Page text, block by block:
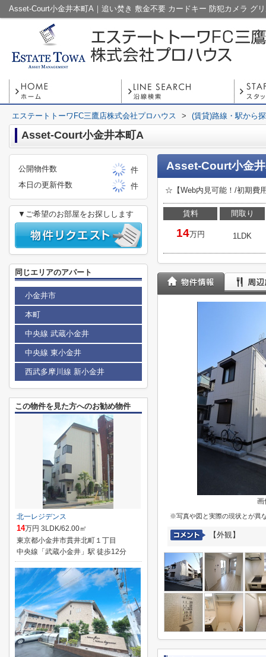
エステートトーワFC三鷹店株式会社プロハウス > (賃貸)路線・駅から
Asset-Court小金井本町A
Asset-Court小金
☆【Web内見可能！/初期費
賃料
14万円
間取り
1LDK
画
※写真や図と実際の現状とが異
【外観】
公開物件数
件
本日の更新件数
件
▼ご希望のお部屋をお探しします
同じエリアのアパート
小金井市
本町
中央線 武蔵小金井
中央線 東小金井
西武多摩川線 新小金井
この物件を見た方へのお勧め物件
北一レジデンス
14万円 3LDK/62.00㎡
東京都小金井市貫井北町１丁目
中央線「武蔵小金井」駅 徒歩12分